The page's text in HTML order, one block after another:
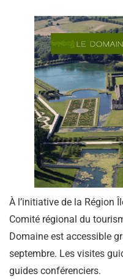
À l’initiative de la Région
Comité régional du
Domaine est accessible
septembre. Les visites
guides conférenciers.